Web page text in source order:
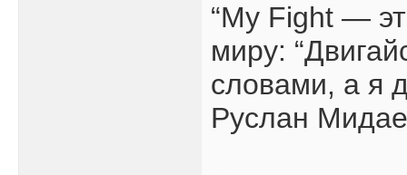
“My Fight —
миру:
словами, а я
Руслан